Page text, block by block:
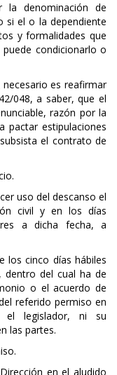
denominación de
si el o la dependiente
y formalidades que
condicionarlo o
es reafirmar
048, a saber, que el
razón por la
pactar estipulaciones
el contrato de
uso del descanso el
civil y en los días
a dicha fecha, a
los cinco días hábiles
del cual ha de
o el acuerdo de
referido permiso en
legislador, ni su
las partes.
en el aludido